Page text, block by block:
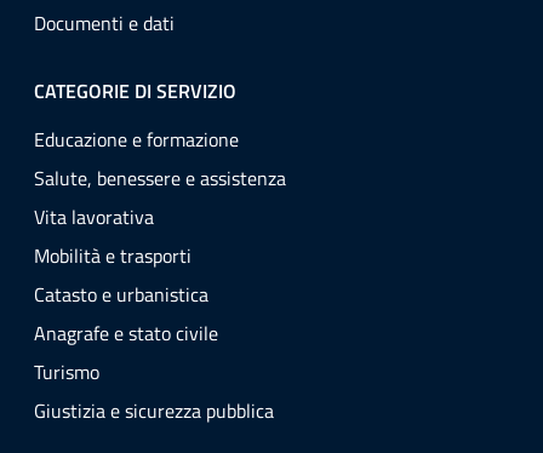
Documenti e dati
CATEGORIE DI SERVIZIO
Educazione e formazione
Salute, benessere e assistenza
Vita lavorativa
Mobilità e trasporti
Catasto e urbanistica
Anagrafe e stato civile
Turismo
Giustizia e sicurezza pubblica